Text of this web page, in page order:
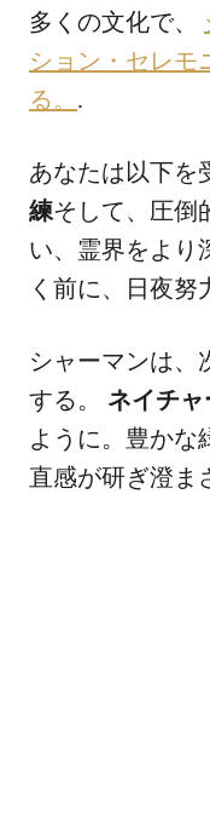
多くの文化で、
ション・セレモ
る。 .
あなたは以下を
練そして、圧倒
い、霊界をより
く前に、日夜努
シャーマンは、
する。 ネイチャ
ように。豊かな
直感が研ぎ澄ま